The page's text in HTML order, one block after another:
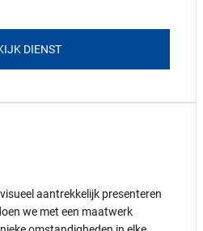
DIENST
aantrekkelijk presenteren
we met een maatwerk